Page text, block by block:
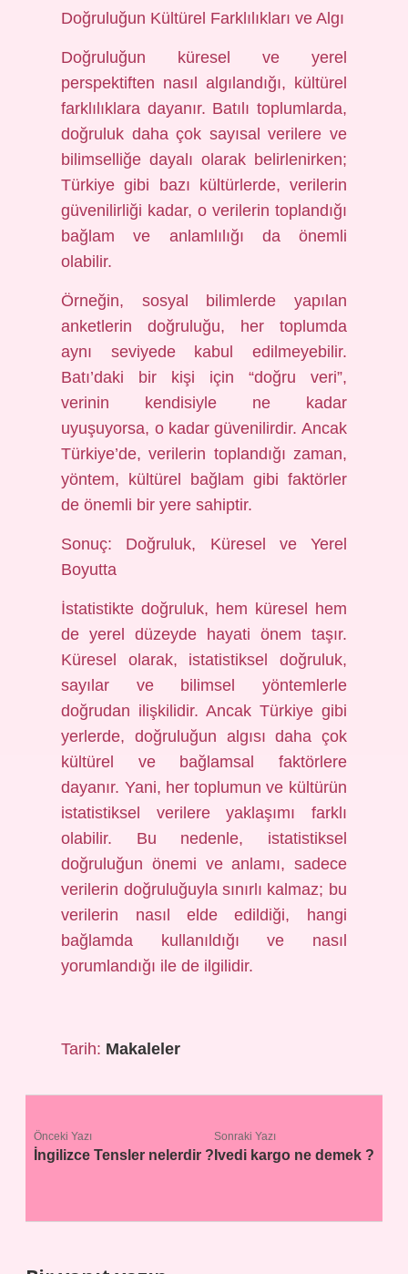
Doğruluğun Kültürel Farklılıkları ve Algı
Doğruluğun küresel ve yerel
perspektiften nasıl algılandığı, kültürel
farklılıklara dayanır. Batılı toplumlarda,
doğruluk daha çok sayısal verilere ve
bilimselliğe dayalı olarak belirlenirken;
Türkiye gibi bazı kültürlerde, verilerin
güvenilirliği kadar, o verilerin toplandığı
bağlam ve anlamlılığı da önemli
olabilir.
Örneğin, sosyal bilimlerde yapılan
anketlerin doğruluğu, her toplumda
aynı seviyede kabul edilmeyebilir.
Batı’daki bir kişi için “doğru veri”,
verinin kendisiyle ne kadar
uyuşuyorsa, o kadar güvenilirdir. Ancak
Türkiye’de, verilerin toplandığı zaman,
yöntem, kültürel bağlam gibi faktörler
de önemli bir yere sahiptir.
Sonuç: Doğruluk, Küresel ve Yerel
Boyutta
İstatistikte doğruluk, hem küresel hem
de yerel düzeyde hayati önem taşır.
Küresel olarak, istatistiksel doğruluk,
sayılar ve bilimsel yöntemlerle
doğrudan ilişkilidir. Ancak Türkiye gibi
yerlerde, doğruluğun algısı daha çok
kültürel ve bağlamsal faktörlere
dayanır. Yani, her toplumun ve kültürün
istatistiksel verilere yaklaşımı farklı
olabilir. Bu nedenle, istatistiksel
doğruluğun önemi ve anlamı, sadece
verilerin doğruluğuyla sınırlı kalmaz; bu
verilerin nasıl elde edildiği, hangi
bağlamda kullanıldığı ve nasıl
yorumlandığı ile de ilgilidir.
Tarih: Makaleler
Önceki Yazı
İngilizce Tensler nelerdir ?
Sonraki Yazı
Ivedi kargo ne demek ?